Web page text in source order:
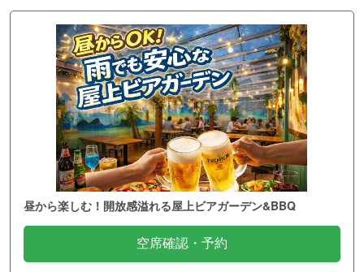
昼から楽しむ！開放感溢れる屋上ビアガーデン&BBQ
空席確認・予約